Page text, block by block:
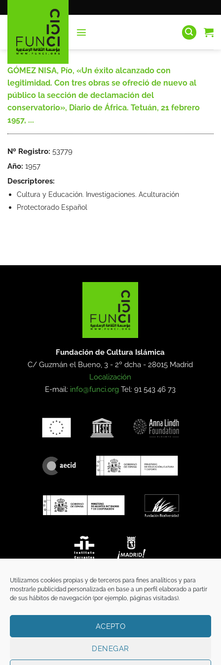
Utilizamos cookies propias y de terceros para fines analíticos y para
mostrarle publicidad personalizada en base a un perfil elaborado a partir
de sus hábitos de navegación (por ejemplo, páginas visitadas).
ACEPTO
DENEGAR
al
GÓMEZ NISA, Pío, «Un éxito alcanzado con
legitimidad. Con tres obras se ofreció de nuevo al
público la sección de declamación del
conservatorio», Diario de África. Tetuán, 21 febrero
1957, ...
Nº Registro: 53779
Año: 1957
Descriptores:
Cultura y Educación. Investigaciones. Aculturación
Protectorado Español
Fundación de Cultura Islámica
C/ Guzmán el Bueno, 3 - 2º dcha -28015 Madrid
Localización
E-mail: info@funci.org Tel: 91 543 46 73
TÉRMINOS Y CONDICIONES
Copyright 2026 ©FunciFUNCI es titular de los derechos de propiedad